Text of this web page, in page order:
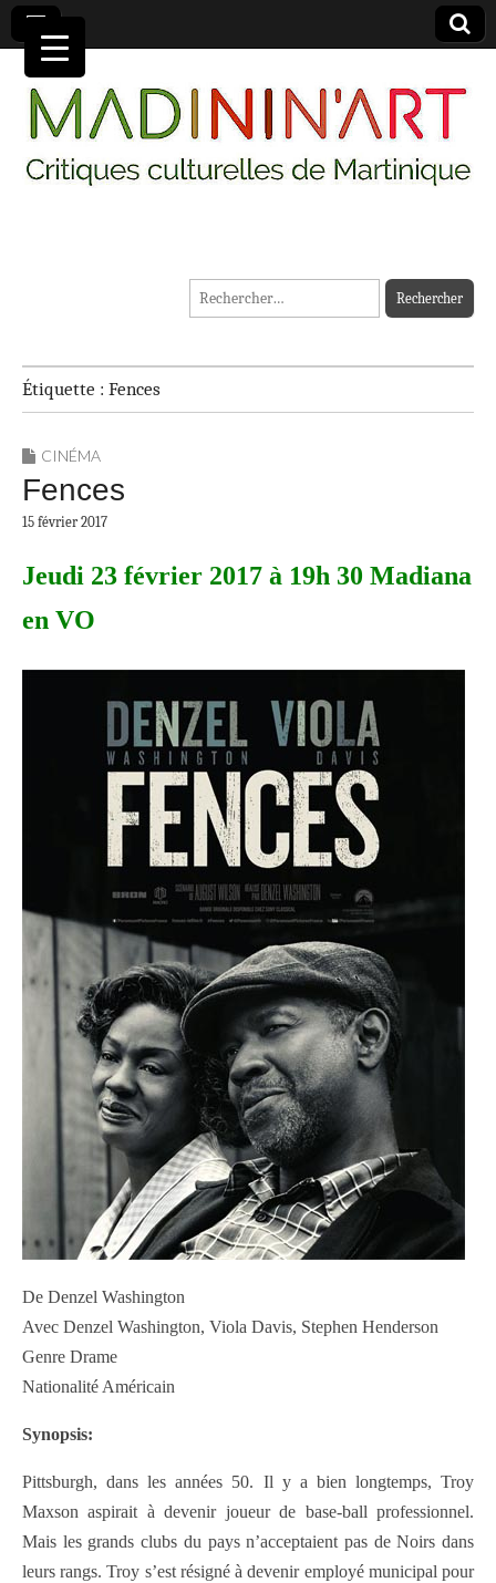
MADININ'ART
Rechercher :
Étiquette : Fences
CINÉMA
Fences
15 février 2017
Jeudi 23 février 2017 à 19h 30 Madiana
en VO
De Denzel Washington
Avec Denzel Washington, Viola Davis, Stephen Henderson
Genre Drame
Nationalité Américain
Synopsis:
Pittsburgh, dans les années 50. Il y a bien longtemps, Troy
Maxson aspirait à devenir joueur de base-ball professionnel.
Mais les grands clubs du pays n’acceptaient pas de Noirs dans
leurs rangs. Troy s’est résigné à devenir employé municipal pour